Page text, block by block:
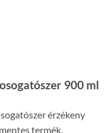
900 ml
érzékeny
termék.